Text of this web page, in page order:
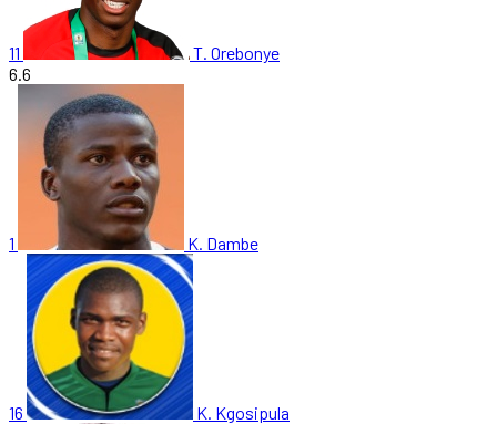
11
T. Orebonye
6.6
1 K. Dambe
16 K. Kgosipula